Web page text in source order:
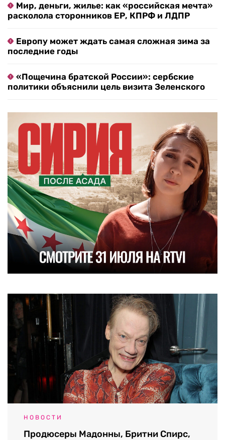
Мир, деньги, жилье: как «российская мечта»
расколола сторонников ЕР, КПРФ и ЛДПР
Европу может ждать самая сложная зима за
последние годы
«Пощечина братской России»: сербские
политики объяснили цель визита Зеленского
НОВОСТИ
Продюсеры Мадонны, Бритни Спирс,